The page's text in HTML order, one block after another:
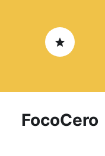
FocoCero